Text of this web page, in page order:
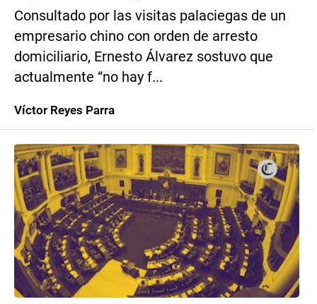
Consultado por las visitas palaciegas de un
empresario chino con orden de arresto
domiciliario, Ernesto Álvarez sostuvo que
actualmente “no hay f...
Víctor Reyes Parra